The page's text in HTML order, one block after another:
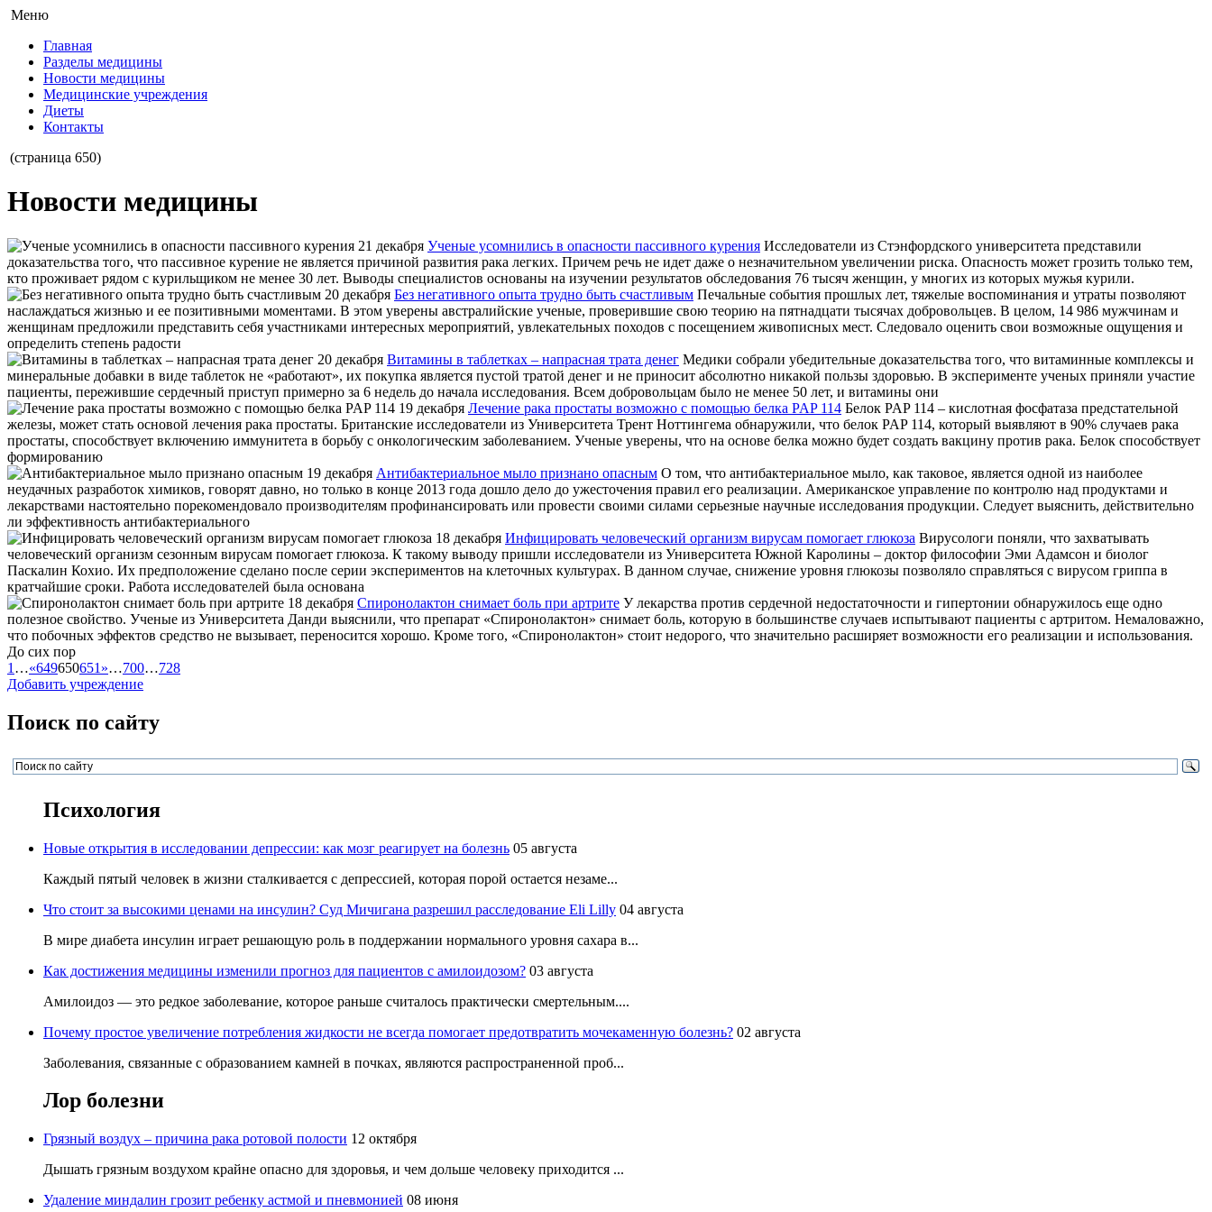
Меню
Главная
Разделы медицины
Новости медицины
Медицинские учреждения
Диеты
Контакты
(страница 650)
Новости медицины
21 декабря Ученые усомнились в опасности пассивного курения Исследователи из Стэнфордского университета представили
доказательства того, что пассивное курение не является причиной развития рака легких. Причем речь не идет даже о незначительном увеличении риска. Опасность может грозить только тем,
кто проживает рядом с курильщиком не менее 30 лет. Выводы специалистов основаны на изучении результатов обследования 76 тысяч женщин, у многих из которых мужья курили.
20 декабря Без негативного опыта трудно быть счастливым Печальные события прошлых лет, тяжелые воспоминания и утраты позволяют
наслаждаться жизнью и ее позитивными моментами. В этом уверены австралийские ученые, проверившие свою теорию на пятнадцати тысячах добровольцев. В целом, 14 986 мужчинам и
женщинам предложили представить себя участниками интересных мероприятий, увлекательных походов с посещением живописных мест. Следовало оценить свои возможные ощущения и
определить степень радости
20 декабря Витамины в таблетках – напрасная трата денег Медики собрали убедительные доказательства того, что витаминные комплексы и
минеральные добавки в виде таблеток не «работают», их покупка является пустой тратой денег и не приносит абсолютно никакой пользы здоровью. В эксперименте ученых приняли участие
пациенты, пережившие сердечный приступ примерно за 6 недель до начала исследования. Всем добровольцам было не менее 50 лет, и витамины они
19 декабря Лечение рака простаты возможно с помощью белка PAP 114 Белок PAP 114 – кислотная фосфатаза предстательной
железы, может стать основой лечения рака простаты. Британские исследователи из Университета Трент Ноттингема обнаружили, что белок PAP 114, который выявляют в 90% случаев рака
простаты, способствует включению иммунитета в борьбу с онкологическим заболеванием. Ученые уверены, что на основе белка можно будет создать вакцину против рака. Белок способствует
формированию
19 декабря Антибактериальное мыло признано опасным О том, что антибактериальное мыло, как таковое, является одной из наиболее
неудачных разработок химиков, говорят давно, но только в конце 2013 года дошло дело до ужесточения правил его реализации. Американское управление по контролю над продуктами и
лекарствами настоятельно порекомендовало производителям профинансировать или провести своими силами серьезные научные исследования продукции. Следует выяснить, действительно
ли эффективность антибактериального
18 декабря Инфицировать человеческий организм вирусам помогает глюкоза Вирусологи поняли, что захватывать
человеческий организм сезонным вирусам помогает глюкоза. К такому выводу пришли исследователи из Университета Южной Каролины – доктор философии Эми Адамсон и биолог
Паскалин Кохио. Их предположение сделано после серии экспериментов на клеточных культурах. В данном случае, снижение уровня глюкозы позволяло справляться с вирусом гриппа в
кратчайшие сроки. Работа исследователей была основана
18 декабря Спиронолактон снимает боль при артрите У лекарства против сердечной недостаточности и гипертонии обнаружилось еще одно
полезное свойство. Ученые из Университета Данди выяснили, что препарат «Спиронолактон» снимает боль, которую в большинстве случаев испытывают пациенты с артритом. Немаловажно,
что побочных эффектов средство не вызывает, переносится хорошо. Кроме того, «Спиронолактон» стоит недорого, что значительно расширяет возможности его реализации и использования.
До сих пор
1 …«649650651 »…700…728
Добавить учреждение
Поиск по сайту
Психология
Новые открытия в исследовании депрессии: как мозг реагирует на болезнь 05 августа
Каждый пятый человек в жизни сталкивается с депрессией, которая порой остается незаме...
Что стоит за высокими ценами на инсулин? Суд Мичигана разрешил расследование Eli Lilly 04 августа
В мире диабета инсулин играет решающую роль в поддержании нормального уровня сахара в...
Как достижения медицины изменили прогноз для пациентов с амилоидозом? 03 августа
Амилоидоз — это редкое заболевание, которое раньше считалось практически смертельным....
Почему простое увеличение потребления жидкости не всегда помогает предотвратить мочекаменную болезнь? 02 августа
Заболевания, связанные с образованием камней в почках, являются распространенной проб...
Лор болезни
Грязный воздух – причина рака ротовой полости 12 октября
Дышать грязным воздухом крайне опасно для здоровья, и чем дольше человеку приходится ...
Удаление миндалин грозит ребенку астмой и пневмонией 08 июня